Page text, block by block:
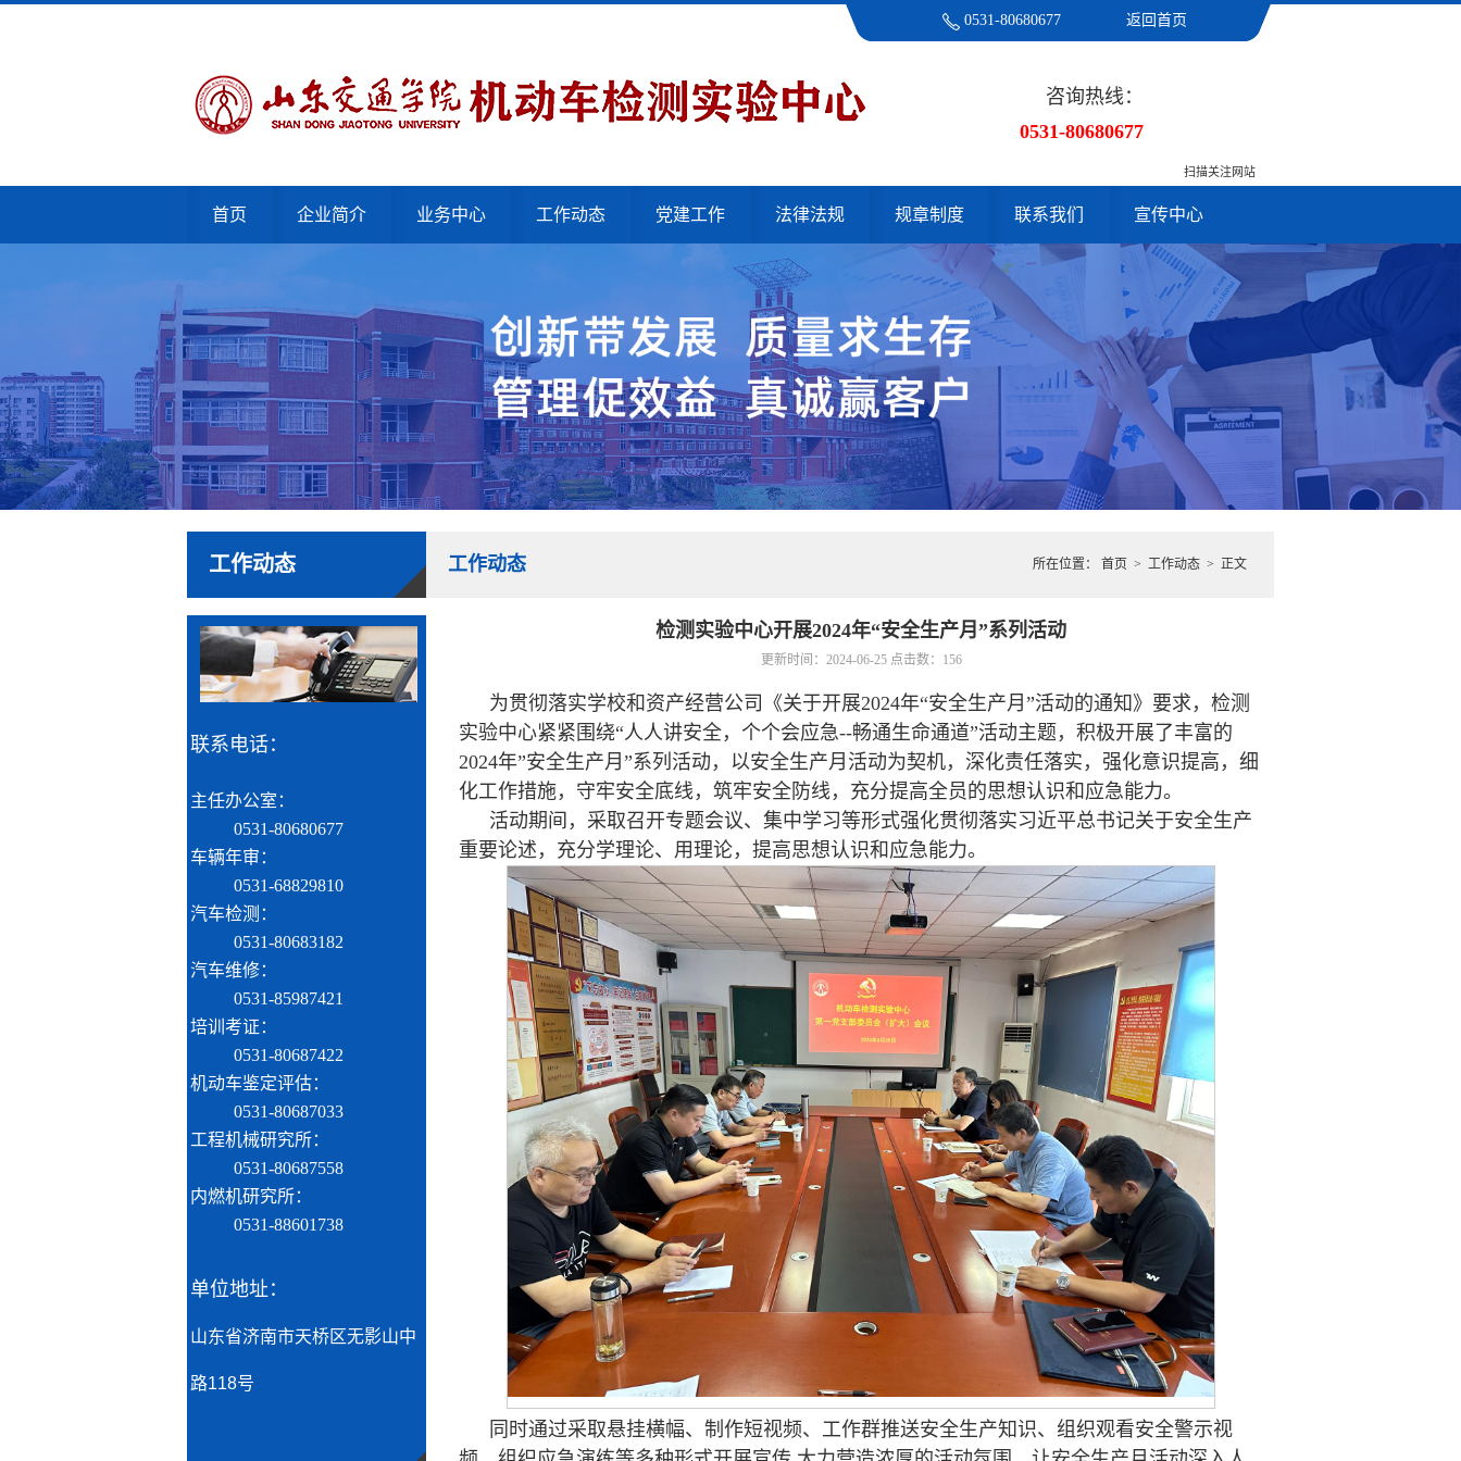
0531-80680677 返回首页
扫描关注网站
咨询热线：
0531-80680677
首页 企业简介 业务中心 工作动态 党建工作 法律法规 规章制度 联系我们 宣传中心
工作动态
联系电话：
主任办公室：
0531-80680677
车辆年审：
0531-68829810
汽车检测：
0531-80683182
汽车维修：
0531-85987421
培训考证：
0531-80687422
机动车鉴定评估：
0531-80687033
工程机械研究所：
0531-80687558
内燃机研究所：
0531-88601738
单位地址：
山东省济南市天桥区无影山中
路118号
工作动态 所在位置： 首页 > 工作动态 > 正文
检测实验中心开展2024年“安全生产月”系列活动
更新时间：2024-06-25 点击数： 156
为贯彻落实学校和资产经营公司《关于开展2024年“安全生产月”活动的通知》要求，检测
实验中心紧紧围绕“人人讲安全，个个会应急--畅通生命通道”活动主题，积极开展了丰富的
2024年”安全生产月”系列活动，以安全生产月活动为契机，深化责任落实，强化意识提高，细
化工作措施，守牢安全底线，筑牢安全防线，充分提高全员的思想认识和应急能力。
活动期间，采取召开专题会议、集中学习等形式强化贯彻落实习近平总书记关于安全生产
重要论述，充分学理论、用理论，提高思想认识和应急能力。
同时通过采取悬挂横幅、制作短视频、工作群推送安全生产知识、组织观看安全警示视